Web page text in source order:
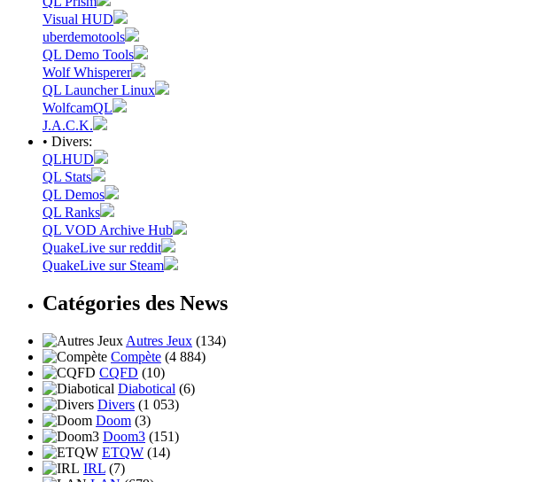
Visual HUD
uberdemotools
QL Demo Tools
Wolf Whisperer
QL Launcher Linux
WolfcamQL
J.A.C.K.
• Divers:
QLHUD
QL Stats
QL Demos
QL Ranks
QL VOD Archive Hub
QuakeLive sur reddit
QuakeLive sur Steam
Catégories des News
Autres Jeux (134)
Compète (4 884)
CQFD (10)
Diabotical (6)
Divers (1 053)
Doom (3)
Doom3 (151)
ETQW (14)
IRL (7)